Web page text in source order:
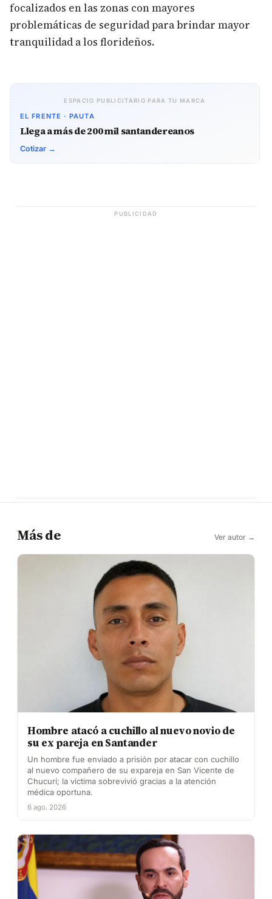
focalizados en las zonas con mayores
problemáticas de seguridad para brindar mayor
tranquilidad a los florideños.
ESPACIO PUBLICITARIO PARA TU MARCA
EL FRENTE · PAUTA
Llega a más de 200 mil santandereanos
Cotizar →
PUBLICIDAD
Más de Ver autor →
Hombre atacó a cuchillo al nuevo novio de
su ex pareja en Santander
Un hombre fue enviado a prisión por atacar con cuchillo
al nuevo compañero de su expareja en San Vicente de
Chucurí; la víctima sobrevivió gracias a la atención
médica oportuna.
6 ago. 2026